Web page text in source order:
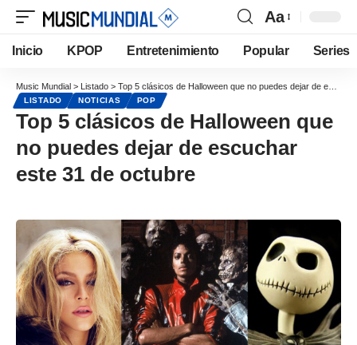
Aa
Inicio KPOP Entretenimiento Popular Series
Music Mundial > Listado > Top 5 clásicos de Halloween que no puedes dejar de escuchar este 31 de octubre
LISTADO NOTICIAS POP
Top 5 clásicos de Halloween que
no puedes dejar de escuchar
este 31 de octubre